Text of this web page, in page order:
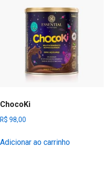
ChocoKi
R$ 98,00
Adicionar ao carrinho